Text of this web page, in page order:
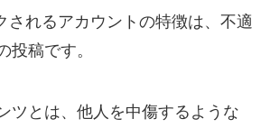
されるアカウントの特徴は、不適
投稿です。
ツとは、他人を中傷するような